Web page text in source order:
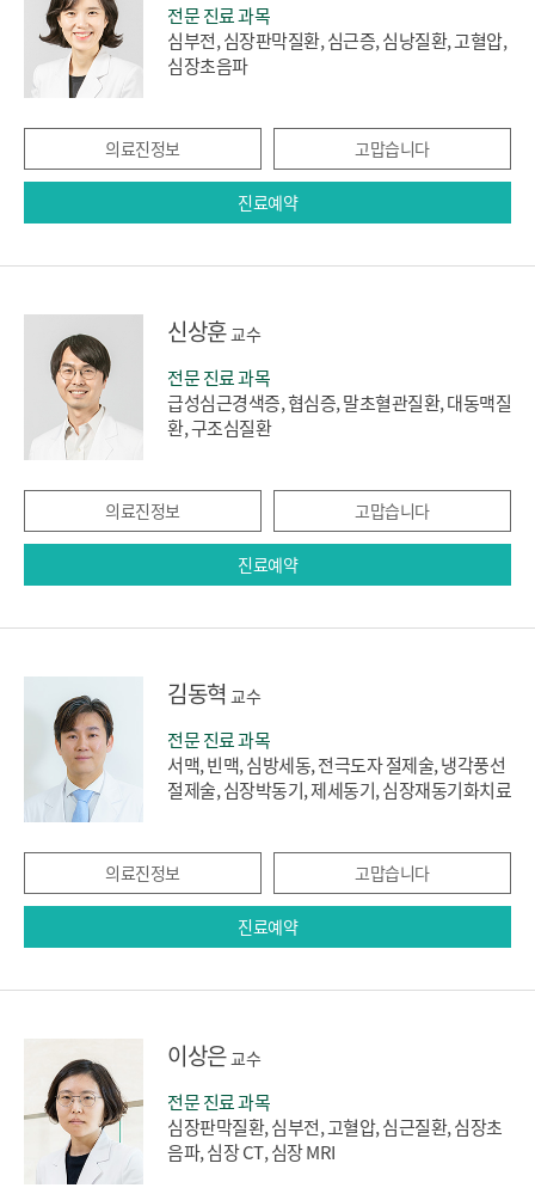
전문 진료 과목
심부전, 심장판막질환, 심근증, 심낭질환, 고혈압,
심장초음파
의료진정보 고맙습니다
진료예약
신상훈 교수
전문 진료 과목
급성심근경색증, 협심증, 말초혈관질환, 대동맥질
환, 구조심질환
의료진정보 고맙습니다
진료예약
김동혁 교수
전문 진료 과목
서맥, 빈맥, 심방세동, 전극도자 절제술, 냉각풍선
절제술, 심장박동기, 제세동기, 심장재동기화치료
의료진정보 고맙습니다
진료예약
이상은 교수
전문 진료 과목
심장판막질환, 심부전, 고혈압, 심근질환, 심장초
음파, 심장 CT, 심장 MRI